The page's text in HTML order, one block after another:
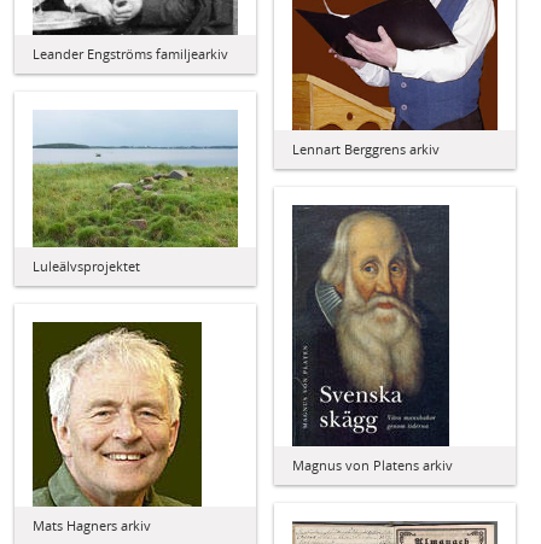
Leander Engströms familjearkiv
Lennart Berggrens arkiv
Luleälvsprojektet
Magnus von Platens arkiv
Mats Hagners arkiv